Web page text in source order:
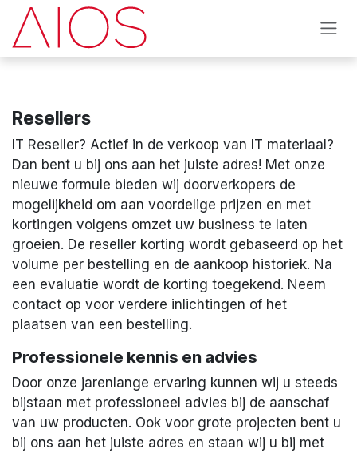
Skip to Content
Resellers
IT Reseller? Actief in de verkoop van IT materiaal?
Dan bent u bij ons aan het juiste adres! Met onze
nieuwe formule bieden wij doorverkopers de
mogelijkheid om aan voordelige prijzen en met
kortingen volgens omzet uw business te laten
groeien. De reseller korting wordt gebaseerd op het
volume per bestelling en de aankoop historiek. Na
een evaluatie wordt de korting toegekend. Neem
contact op voor verdere inlichtingen of het
plaatsen van een bestelling.
Professionele kennis en advies
Door onze jarenlange ervaring kunnen wij u steeds
bijstaan met professioneel advies bij de aanschaf
van uw producten. Ook voor grote projecten bent u
bij ons aan het juiste adres en staan wij u bij met